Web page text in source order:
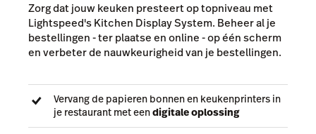
Zorg dat jouw keuken presteert op topniveau met
Lightspeed's Kitchen Display System. Beheer al je
bestellingen - ter plaatse en online - op één scherm
en verbeter de nauwkeurigheid van je bestellingen.
Vervang de papieren bonnen en keukenprinters in
je restaurant met eendigitale oplossing